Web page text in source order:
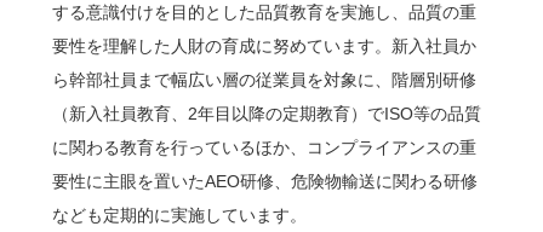
する意識付けを目的とした品質教育を実施し、品質の重
要性を理解した人財の育成に努めています。新入社員か
ら幹部社員まで幅広い層の従業員を対象に、階層別研修
（新入社員教育、2年目以降の定期教育）でISO等の品質
に関わる教育を行っているほか、コンプライアンスの重
要性に主眼を置いたAEO研修、危険物輸送に関わる研修
なども定期的に実施しています。